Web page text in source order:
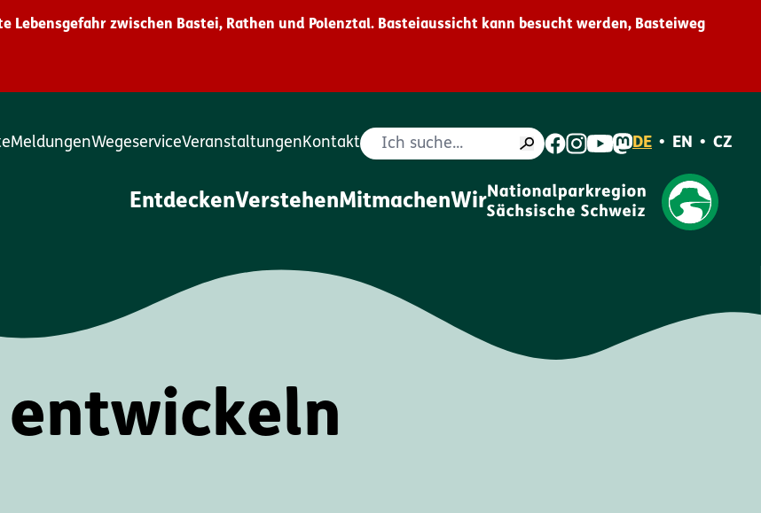
Lebensgefahr zwischen Bastei, Rathen und Polenztal. Basteiaussicht kann besucht werden, Basteiweg
MeldungenWegeserviceVeranstaltungenKontaktSuche DE • EN • CZ
EntdeckenVerstehenMitmachenWir